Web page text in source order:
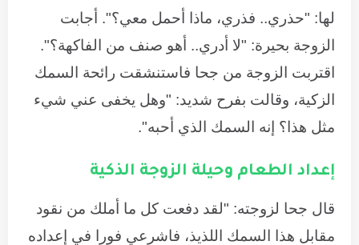
لها: "حذري.. فذري، ماذا أحمل معي؟". أجابت
الزوجة بحيرة: "لا أدري.. أهو صنف من الفاكهة؟".
اقتربت الزوجة من جحا فاستنشقت رائحة السمك
الزكية، وقالت بفرح شديد: "وهل يخفى عني شيء
مثل هذا؟ إنه السمك الذي أحبه".
إعداد الطعام وحيلة الزوجة الذكية
قال جحا لزوجته: "لقد دفعت كل ما أملك من نقود
مقابل هذا السمك اللذيذ، فاشرعي فورا في إعداده